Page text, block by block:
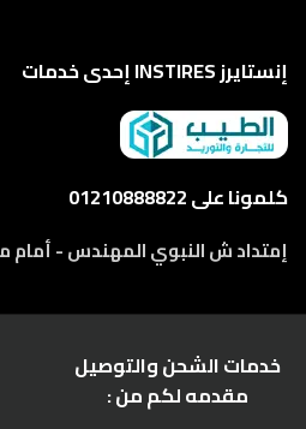
إنستايرز INSTIRES إحدى خدمات
كلمونا على 01210888822
إمتداد ش النبوي المهندس - أمام
خدمات الشحن والتوصيل
مقدمه لكم من :